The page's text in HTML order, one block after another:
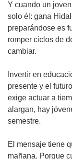
Y cuando un
solo él: gana
preparándose es
romper ciclos de
cambiar.
Invertir en
presente y el
exige actuar a
alargan, hay
semestre.
El mensaje tiene
mañana. Porque